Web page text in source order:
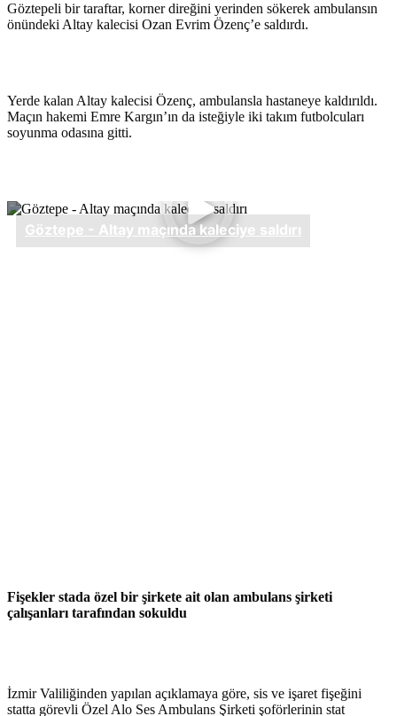
Göztepeli bir taraftar, korner direğini yerinden sökerek ambulansın
önündeki Altay kalecisi Ozan Evrim Özenç’e saldırdı.
Yerde kalan Altay kalecisi Özenç, ambulansla hastaneye kaldırıldı.
Maçın hakemi Emre Kargın’ın da isteğiyle iki takım futbolcuları
soyunma odasına gitti.
Fişekler stada özel bir şirkete ait olan ambulans şirketi
çalışanları tarafından sokuldu
İzmir Valiliğinden yapılan açıklamaya göre, sis ve işaret fişeğini
statta görevli Özel Alo Ses Ambulans Şirketi şoförlerinin stat